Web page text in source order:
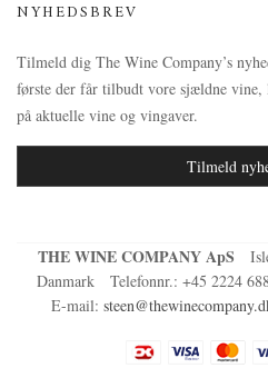
NYHEDSBREV
Tilmeld dig The Wine Company’s
første der får tilbudt vore sjældne
på aktuelle vine og vingaver.
Tilmeld
THE WINE COMPANY ApS
Danmark
Telefonnr.: +45 2224
E-mail: